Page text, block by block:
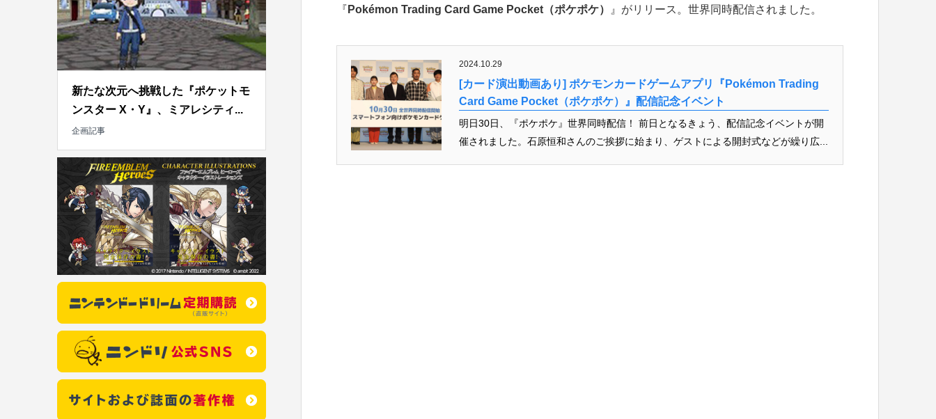
『 Pokémon Trading Card Game Pocket（ポケポケ） 』がリリース。世界同時配信されました。
2024.10.29
[カード演出動画あり] ポケモンカードゲームアプリ『Pokémon Trading
Card Game Pocket（ポケポケ）』配信記念イベント
明日30日、『ポケポケ』世界同時配信！ 前日となるきょう、配信記念イベントが開
催されました。石原恒和さんのご挨拶に始まり、ゲストによる開封式などが繰り広...
新たな次元へ挑戦した『ポケットモ
ンスター X・Y』、ミアレシティ...
企画記事